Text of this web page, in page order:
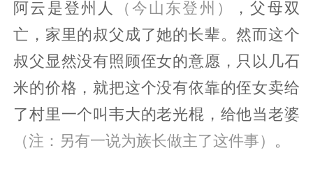
阿云是登州人 （今山东登州）
，父母双
亡，家里的叔父成了她的长辈。然而这个
叔父显然没有照顾侄女的意愿，只以几石
米的价格，就把这个没有依靠的侄女卖给
了村里一个叫韦大的老光棍，给他当老婆
（注：另有一说为族长做主了这件事） 。